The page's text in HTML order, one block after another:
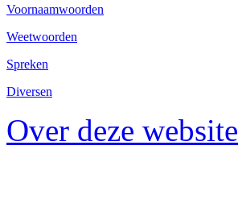
Voornaamwoorden
Weetwoorden
Spreken
Diversen
Over deze website